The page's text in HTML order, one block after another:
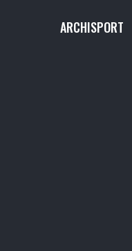
ARCHISPORT